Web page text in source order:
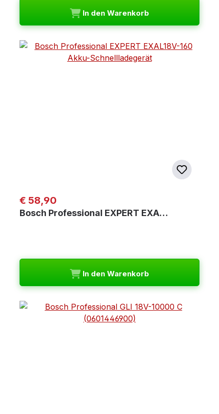
In den Warenkorb
Regulärer Preis:
€ 58,90
Bosch Professional EXPERT EXA…
In den Warenkorb